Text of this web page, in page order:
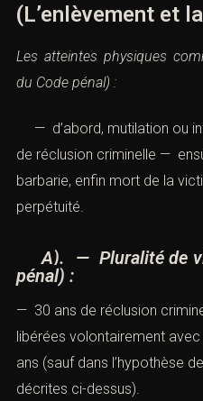
Les atteintes physiques
— d’abord, mutilation ou
ans de réclusion criminelle
actes de barbarie, enfin mort
A). — Pluralité de
Code pénal) :
— 30 ans de réclusion
été libérées volontairement
de 10 ans (sauf dans